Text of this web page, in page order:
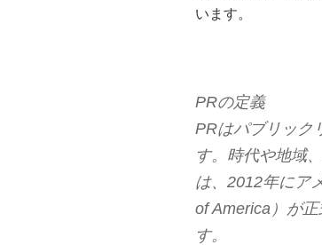
います。
PRの定義
PRはパブリック
す。時代や地域
は、2012年にア
of America）が
す。